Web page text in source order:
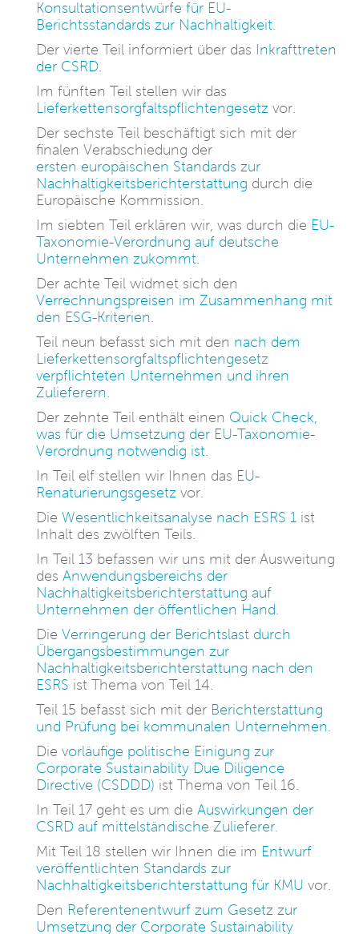
Konsultationsentwürfe für EU-
Berichtsstandards zur Nachhaltigkeit.
Der vierte Teil informiert über das Inkrafttreten
der CSRD.
Im fünften Teil stellen wir das
Lieferkettensorgfaltspflichtengesetz vor.
Der sechste Teil beschäftigt sich mit der
finalen Verabschiedung der
ersten europäischen Standards zur
Nachhaltigkeitsberichterstattung durch die
Europäische Kommission.
Im siebten Teil erklären wir, was durch die EU-
Taxonomie-Verordnung auf deutsche
Unternehmen zukommt.
Der achte Teil widmet sich den
Verrechnungspreisen im Zusammenhang mit
den ESG-Kriterien.
Teil neun befasst sich mit den nach dem
Lieferkettensorgfaltspflichtengesetz
verpflichteten Unternehmen und ihren
Zulieferern.
Der zehnte Teil enthält einen Quick Check,
was für die Umsetzung der EU-Taxonomie-
Verordnung notwendig ist.
In Teil elf stellen wir Ihnen das EU-
Renaturierungsgesetz vor.
Die Wesentlichkeitsanalyse nach ESRS 1 ist
Inhalt des zwölften Teils.
In Teil 13 befassen wir uns mit der Ausweitung
des Anwendungsbereichs der
Nachhaltigkeitsberichterstattung auf
Unternehmen der öffentlichen Hand.
Die Verringerung der Berichtslast durch
Übergangsbestimmungen zur
Nachhaltigkeitsberichterstattung nach den
ESRS ist Thema von Teil 14.
Teil 15 befasst sich mit der Berichterstattung
und Prüfung bei kommunalen Unternehmen.
Die vorläufige politische Einigung zur
Corporate Sustainability Due Diligence
Directive (CSDDD) ist Thema von Teil 16.
In Teil 17 geht es um die Auswirkungen der
CSRD auf mittelständische Zulieferer.
Mit Teil 18 stellen wir Ihnen die im Entwurf
veröffentlichten Standards zur
Nachhaltigkeitsberichterstattung für KMU vor.
Den Referentenentwurf zum Gesetz zur
Umsetzung der Corporate Sustainability